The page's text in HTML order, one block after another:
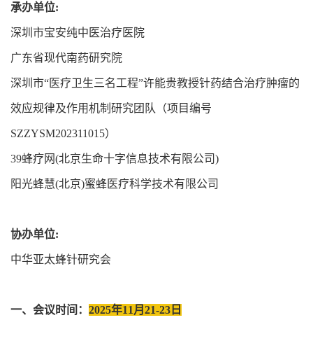
承办单位:
深圳市宝安纯中医治疗医院
广东省现代南药研究院
深圳市“医疗卫生三名工程”许能贵教授针药结合治疗肿瘤的
效应规律及作用机制研究团队（项目编号
SZZYSM202311015）
39蜂疗网(北京生命十字信息技术有限公司)
阳光蜂慧(北京)蜜蜂医疗科学技术有限公司
协办单位:
中华亚太蜂针研究会
一、会议时间： 2025年11月21-23日